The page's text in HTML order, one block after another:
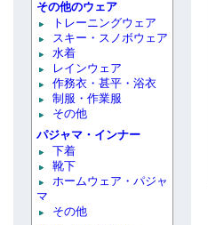
その他のウェア
トレーニングウェア
スキー・スノボウェア
水着
レインウェア
作務衣・甚平・浴衣
制服・作業服
その他
パジャマ・インナー
下着
靴下
ホームウェア・パジャ
マ
その他